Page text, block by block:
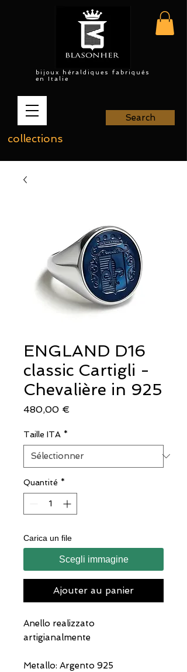
bijoux héraldiques fabriqués
en Italie
collections
Search
ENGLAND D16
classic Cartigli -
Chevalière in 925
480,00 €
Taille ITA *
Quantité *
Carica un file
Scegli immagine
Ajouter au panier
Anello realizzato
artigianalmente
Metallo: Argento 925